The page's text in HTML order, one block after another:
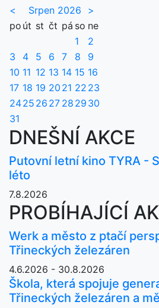
< Srpen 2026
>
po út st čt pá so ne
1
2
3
4 5 6 7 8
9
10 11 12 13 14 15 16
17 18 19 20 21 22 23
2425 26 27 28 29 30
31
DNEŠNÍ AKCE
Putovní letní kino TYRA -
léto
7.8.2026
PROBÍHAJÍCÍ
Werk a město z ptačí
Třineckých železáren
4.6.2026 - 30.8.2026
Škola, která spojuje
Třineckých železáren a